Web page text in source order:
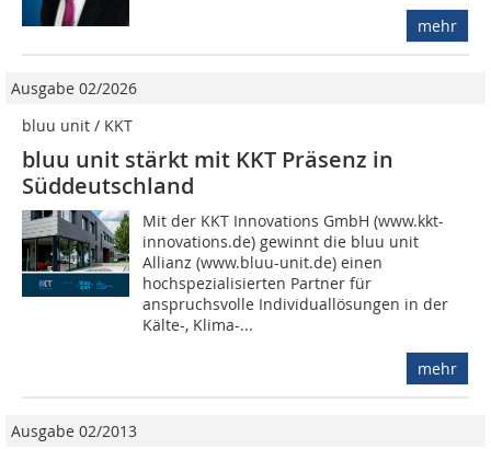
mehr
Ausgabe 02/2026
bluu unit / KKT
bluu unit stärkt mit KKT Präsenz in
Süddeutschland
Mit der KKT Innovations GmbH (www.kkt-
innovations.de) gewinnt die bluu unit
Allianz (www.bluu-unit.de) einen
hochspezialisierten Partner für
anspruchsvolle Individuallösungen in der
Kälte-, Klima-...
mehr
Ausgabe 02/2013